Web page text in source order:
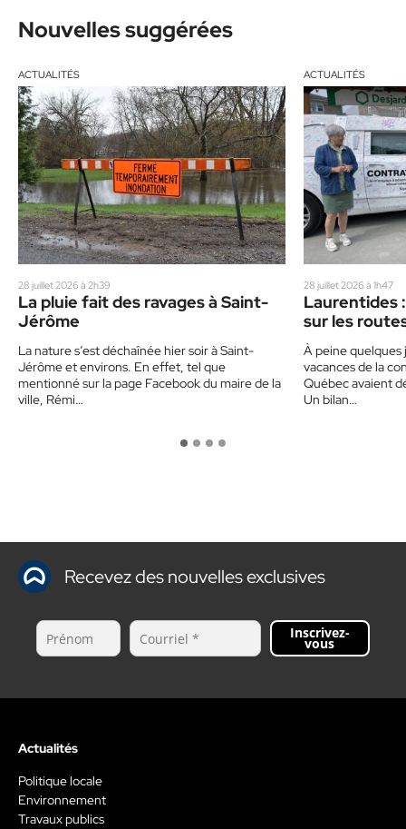
Nouvelles suggérées
ACTUALITÉS
28 juillet 2026 à 2h39
La pluie fait des ravages à Saint-
Jérôme
La nature s’est déchaînée hier soir à Saint-
Jérôme et environs. En effet, tel que
mentionné sur la page Facebook du maire de la
ville, Rémi…
ACTUALITÉS
28 juillet 2026 à 1h47
Laurentides
sur les
un corbillard
sensibiliser
À peine quelques
vacances de la
Québec avaient
Un bilan…
Recevez des nouvelles exclusives
Inscrivez-
vous
Actualités
Politique locale
Environnement
Travaux publics